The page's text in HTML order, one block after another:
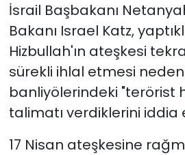
İsrail Başbakanı
Bakanı Israel Katz,
Hizbullah'ın ateşkesi
sürekli ihlal etmesi
banliyölerindeki "terörist
talimatı verdiklerini iddia
17 Nisan ateşkesine